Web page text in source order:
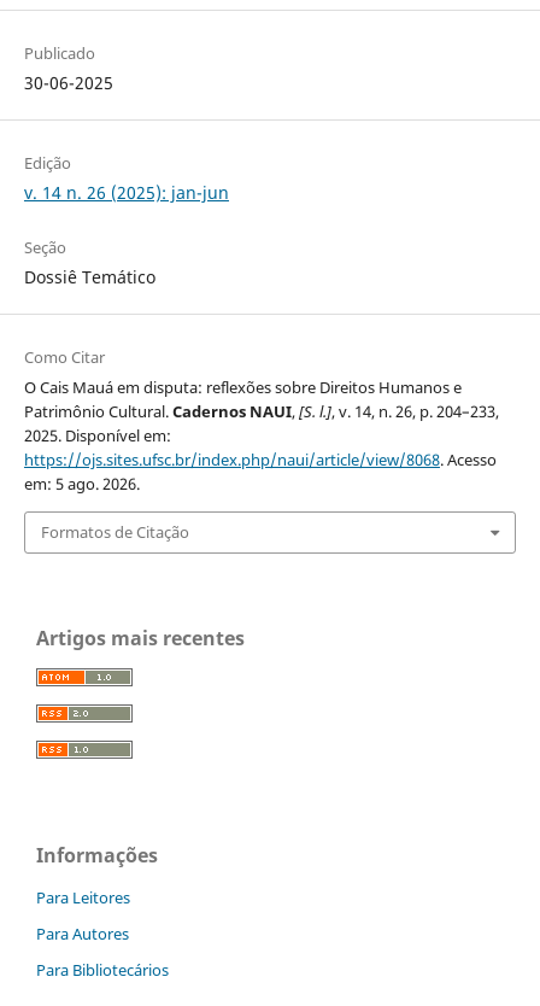
Publicado
30-06-2025
Edição
v. 14 n. 26 (2025): jan-jun
Seção
Dossiê Temático
Como Citar
O Cais Mauá em disputa: reflexões sobre Direitos Humanos e
Patrimônio Cultural.Cadernos NAUI,[S. l.], v. 14, n. 26, p. 204–233,
2025. Disponível em:
https://ojs.sites.ufsc.br/index.php/naui/article/view/8068. Acesso
em: 5 ago. 2026.
Formatos de Citação
Artigos mais recentes
Informações
Para Leitores
Para Autores
Para Bibliotecários